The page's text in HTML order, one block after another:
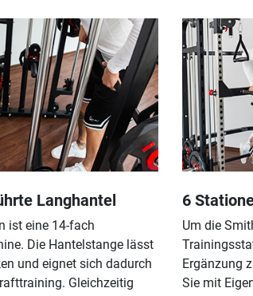
Langhantel
ist eine 14-fach
Die Hantelstange lässt
und eignet sich dadurch
Gleichzeitig
6
Um die
Ergänzung
Sie mit